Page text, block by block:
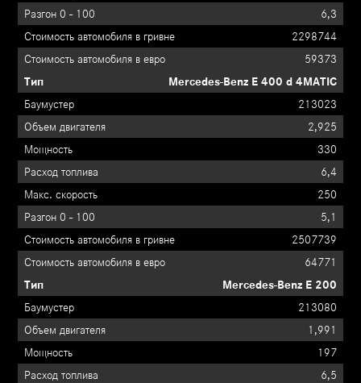
6,3
2298744
59373
Mercedes-Benz E 400 d 4MATIC
213023
2,925
330
6,4
250
5,1
2507739
64771
Mercedes-Benz E 200
213080
1,991
197
6,5